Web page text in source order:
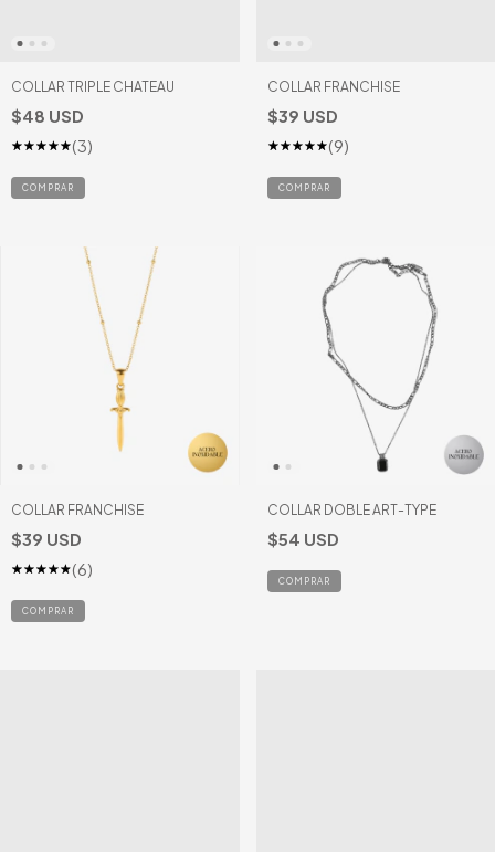
COLLAR TRIPLE CHATEAU
$48 USD
(3)
COLLAR FRANCHISE
$39 USD
(9)
COLLAR FRANCHISE
$39 USD
(6)
COLLAR DOBLE ART-TYPE
$54 USD